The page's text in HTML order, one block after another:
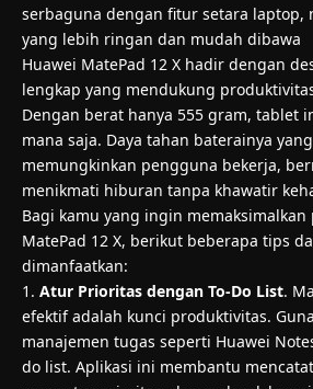
serbaguna dengan fitur setara laptop,
yang lebih ringan dan mudah dibawa
Huawei MatePad 12 X hadir dengan
lengkap yang mendukung
Dengan berat hanya 555 gram, tablet
mana saja. Daya tahan baterainya
memungkinkan pengguna bekerja,
menikmati hiburan tanpa khawatir
Bagi kamu yang ingin
MatePad 12 X, berikut beberapa tips
dimanfaatkan:
Atur Prioritas dengan To-Do List.
efektif adalah kunci produktivitas.
manajemen tugas seperti Huawei
do list. Aplikasi ini membantu